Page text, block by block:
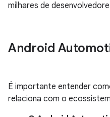
milhares de
Android
É importante entender
relaciona com o